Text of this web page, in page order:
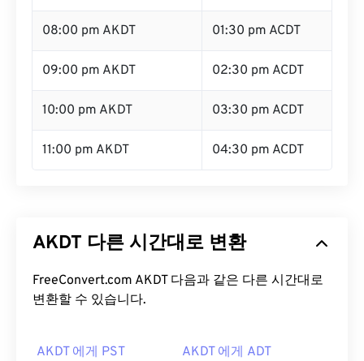
08:00 pm AKDT 01:30 pm ACDT
09:00 pm AKDT 02:30 pm ACDT
10:00 pm AKDT 03:30 pm ACDT
11:00 pm AKDT 04:30 pm ACDT
AKDT 다른 시간대로 변환
FreeConvert.com AKDT 다음과 같은 다른 시간대로
변환할 수 있습니다.
AKDT 에게 PST AKDT 에게 ADT